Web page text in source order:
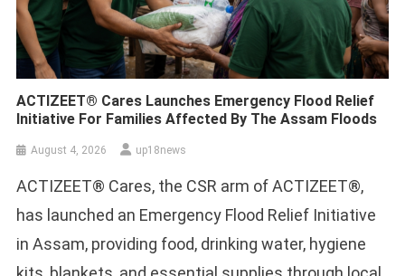
ACTIZEET® Cares Launches Emergency Flood Relief
Initiative For Families Affected By The Assam Floods
August 4, 2026 up18news
ACTIZEET® Cares, the CSR arm of ACTIZEET®,
has launched an Emergency Flood Relief Initiative
in Assam, providing food, drinking water, hygiene